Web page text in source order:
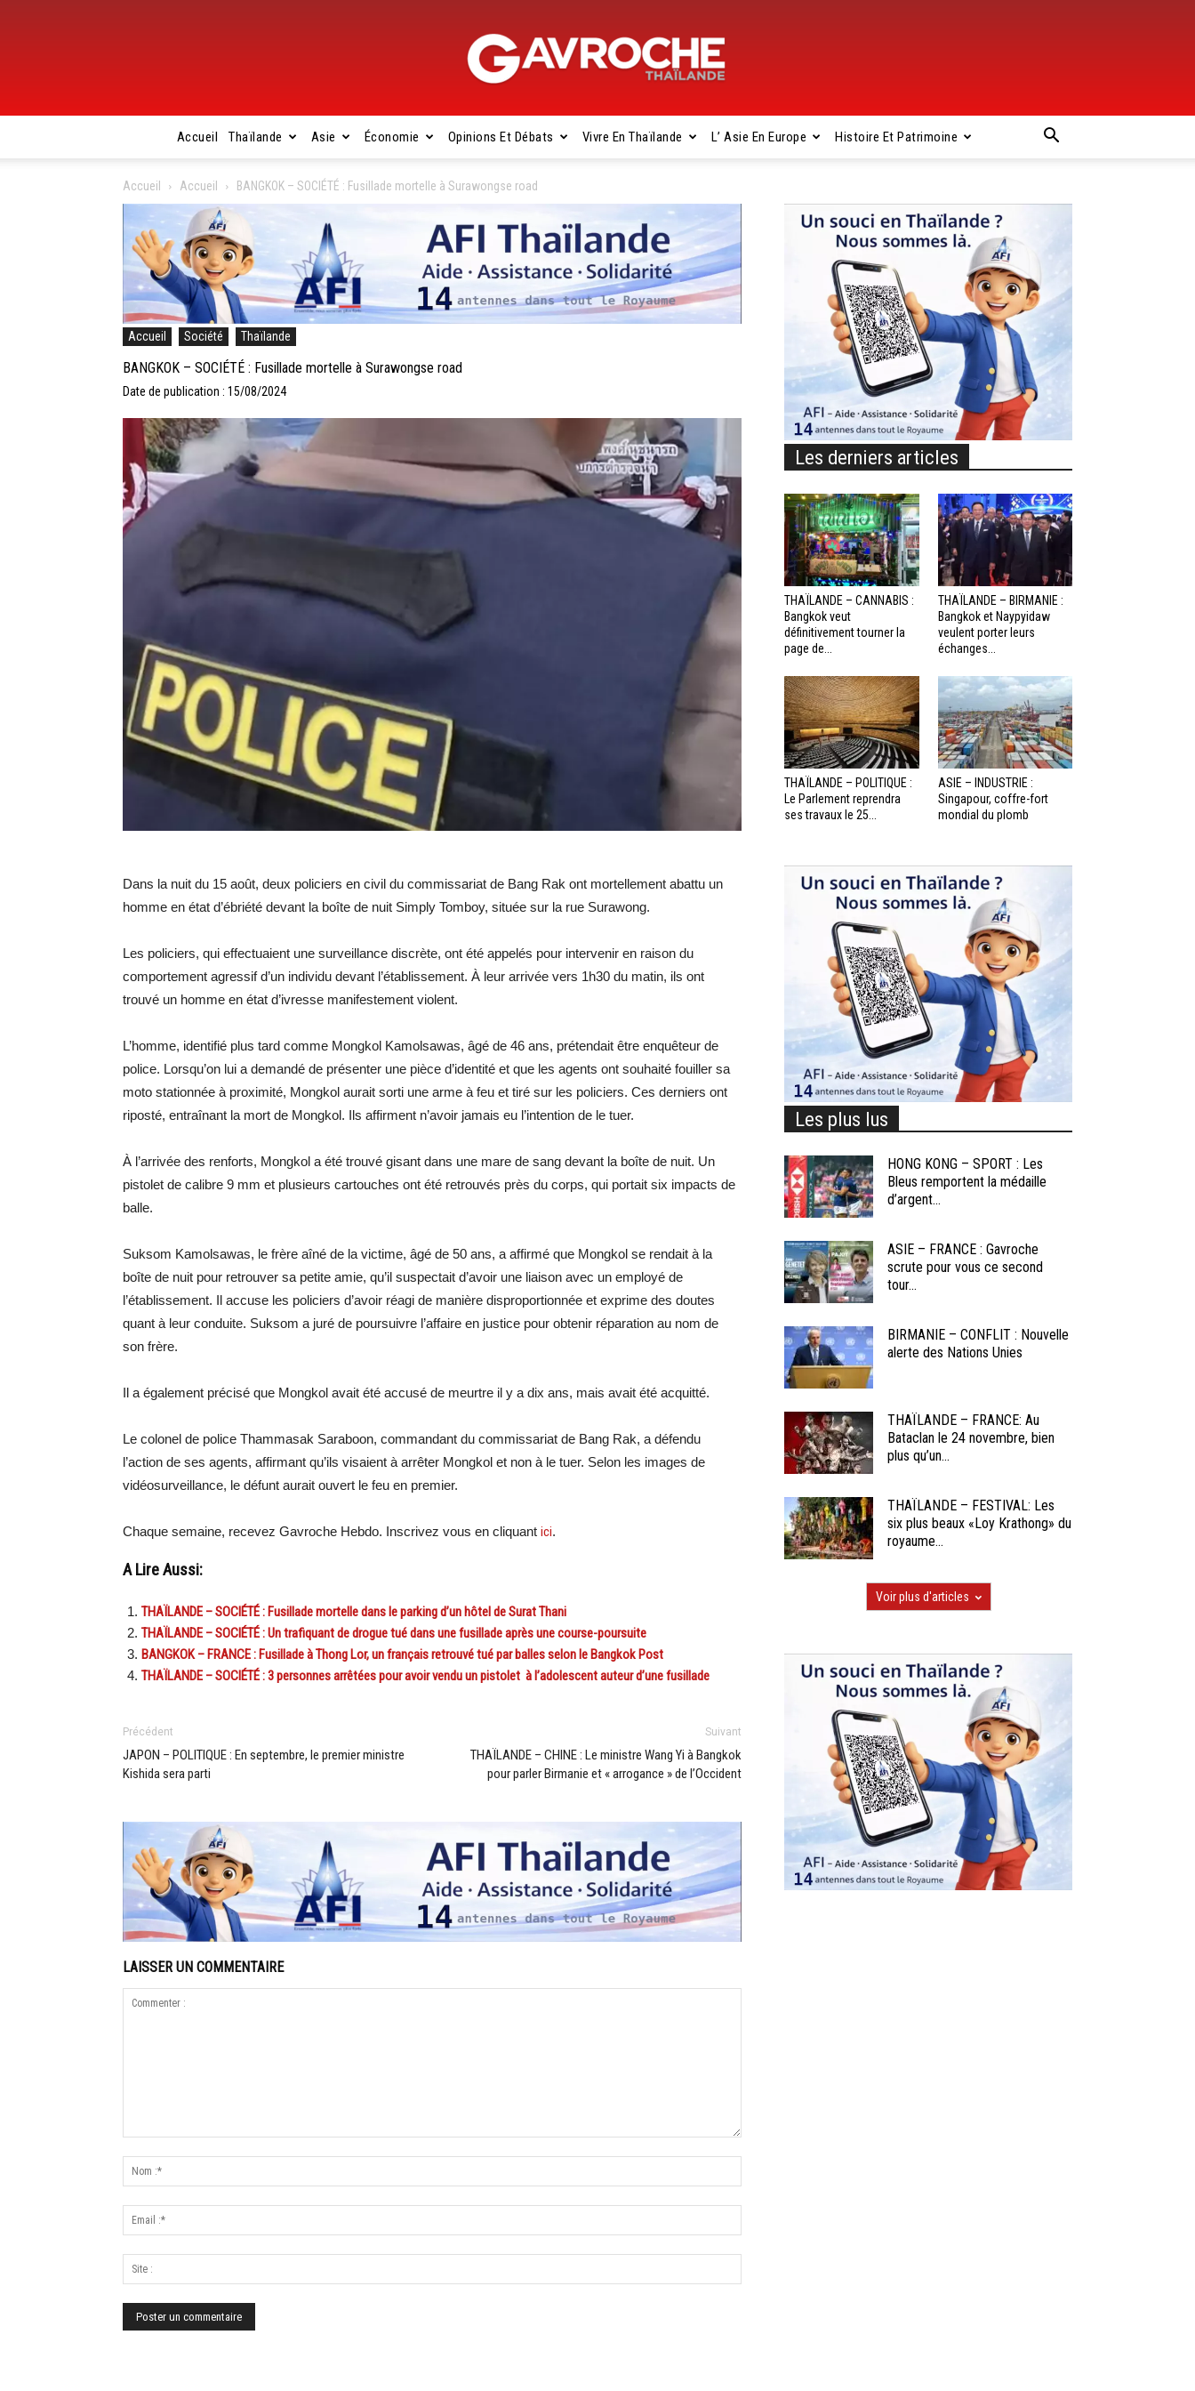
Gavroche
Thaïlande
Accueil Thaïlande Asie Économie Opinions Et Débats Vivre En Thaïlande L’ Asie En Europe Histoire Et Patrimoine
Accueil Accueil BANGKOK – SOCIÉTÉ : Fusillade mortelle à Surawongse road
Accueil Société Thaïlande
BANGKOK – SOCIÉTÉ : Fusillade mortelle à Surawongse road
Date de publication : 15/08/2024
Dans la nuit du 15 août, deux policiers en civil du commissariat de Bang Rak ont mortellement abattu un
homme en état d’ébriété devant la boîte de nuit Simply Tomboy, située sur la rue Surawong.
Les policiers, qui effectuaient une surveillance discrète, ont été appelés pour intervenir en raison du
comportement agressif d’un individu devant l’établissement. À leur arrivée vers 1h30 du matin, ils ont
trouvé un homme en état d’ivresse manifestement violent.
L’homme, identifié plus tard comme Mongkol Kamolsawas, âgé de 46 ans, prétendait être enquêteur de
police. Lorsqu’on lui a demandé de présenter une pièce d’identité et que les agents ont souhaité fouiller sa
moto stationnée à proximité, Mongkol aurait sorti une arme à feu et tiré sur les policiers. Ces derniers ont
riposté, entraînant la mort de Mongkol. Ils affirment n’avoir jamais eu l’intention de le tuer.
À l’arrivée des renforts, Mongkol a été trouvé gisant dans une mare de sang devant la boîte de nuit. Un
pistolet de calibre 9 mm et plusieurs cartouches ont été retrouvés près du corps, qui portait six impacts de
balle.
Suksom Kamolsawas, le frère aîné de la victime, âgé de 50 ans, a affirmé que Mongkol se rendait à la
boîte de nuit pour retrouver sa petite amie, qu’il suspectait d’avoir une liaison avec un employé de
l’établissement. Il accuse les policiers d’avoir réagi de manière disproportionnée et exprime des doutes
quant à leur conduite. Suksom a juré de poursuivre l’affaire en justice pour obtenir réparation au nom de
son frère.
Il a également précisé que Mongkol avait été accusé de meurtre il y a dix ans, mais avait été acquitté.
Le colonel de police Thammasak Saraboon, commandant du commissariat de Bang Rak, a défendu
l’action de ses agents, affirmant qu’ils visaient à arrêter Mongkol et non à le tuer. Selon les images de
vidéosurveillance, le défunt aurait ouvert le feu en premier.
Chaque semaine, recevez Gavroche Hebdo. Inscrivez vous en cliquant ici.
A Lire Aussi:
THAÏLANDE – SOCIÉTÉ : Fusillade mortelle dans le parking d’un hôtel de Surat Thani
THAÏLANDE – SOCIÉTÉ : Un trafiquant de drogue tué dans une fusillade après une course-poursuite
BANGKOK – FRANCE : Fusillade à Thong Lor, un français retrouvé tué par balles selon le Bangkok Post
THAÏLANDE – SOCIÉTÉ : 3 personnes arrêtées pour avoir vendu un pistolet à l’adolescent auteur d’une fusillade
Précédent
JAPON – POLITIQUE : En septembre, le premier ministre
Kishida sera parti
Suivant
THAÏLANDE – CHINE : Le ministre Wang Yi à Bangkok
pour parler Birmanie et « arrogance » de l’Occident
LAISSER UN COMMENTAIRE
Les derniers articles
THAÏLANDE – CANNABIS :
Bangkok veut
définitivement tourner la
page de...
THAÏLANDE – BIRMANIE :
Bangkok et Naypyidaw
veulent porter leurs
échanges...
THAÏLANDE – POLITIQUE :
Le Parlement reprendra
ses travaux le 25...
ASIE – INDUSTRIE :
Singapour, coffre-fort
mondial du plomb
Les plus lus
HONG KONG – SPORT : Les
Bleus remportent la médaille
d’argent...
ASIE – FRANCE : Gavroche
scrute pour vous ce second
tour...
BIRMANIE – CONFLIT : Nouvelle
alerte des Nations Unies
THAÏLANDE – FRANCE: Au
Bataclan le 24 novembre, bien
plus qu’un...
THAÏLANDE – FESTIVAL: Les
six plus beaux «Loy Krathong» du
royaume...
Voir plus d'articles